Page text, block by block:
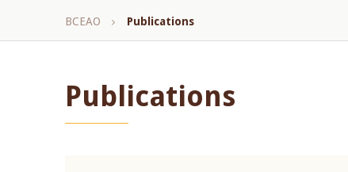
Fil
BCEAO Publications
Publications